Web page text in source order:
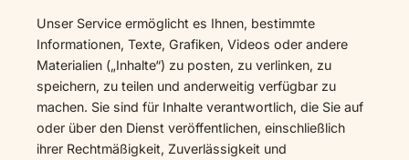
Unser Service ermöglicht es Ihnen, bestimmte
Informationen, Texte, Grafiken, Videos oder andere
Materialien („Inhalte“) zu posten, zu verlinken, zu
speichern, zu teilen und anderweitig verfügbar zu
machen. Sie sind für Inhalte verantwortlich, die Sie auf
oder über den Dienst veröffentlichen, einschließlich
ihrer Rechtmäßigkeit, Zuverlässigkeit und